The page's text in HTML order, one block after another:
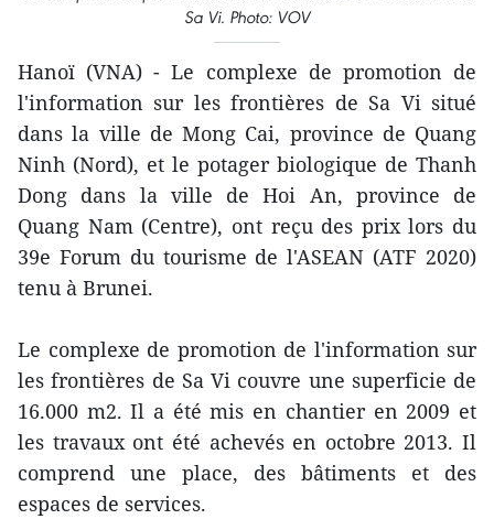
Sa Vi. Photo: VOV
Hanoï (VNA) - Le complexe de promotion de
l'information sur les frontières de Sa Vi situé
dans la ville de Mong Cai, province de Quang
Ninh (Nord), et le potager biologique de Thanh
Dong dans la ville de Hoi An, province de
Quang Nam (Centre), ont reçu des prix lors du
39e Forum du tourisme de l'ASEAN (ATF 2020)
tenu à Brunei.
Le complexe de promotion de l'information sur
les frontières de Sa Vi couvre une superficie de
16.000 m2. Il a été mis en chantier en 2009 et
les travaux ont été achevés en octobre 2013. Il
comprend une place, des bâtiments et des
espaces de services.